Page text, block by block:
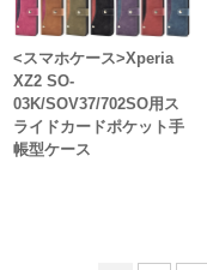
<スマホケース>Xperia
XZ2 SO-
03K/SOV37/702SO用ス
ライドカードポケット手
帳型ケース